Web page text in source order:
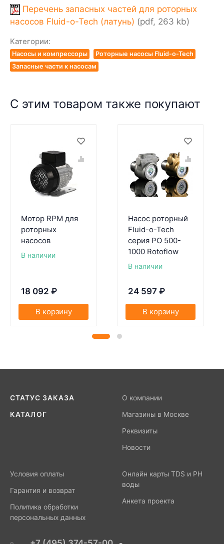
Перечень запасных частей для роторных
насосов Fluid-o-Tech (латунь) (pdf, 263 kb)
Категории:
Насосы и компрессоры
Роторные насосы Fluid-o-Tech
Запасные части к насосам
С этим товаром также покупают
Мотор RPM для
роторных
насосов
В наличии
18 092 ₽
В корзину
Насос роторный
Fluid-o-Tech
серия PO 500-
1000 Rotoflow
В наличии
24 597 ₽
В корзину
СТАТУС ЗАКАЗА
КАТАЛОГ
О компании
Магазины в Москве
Реквизиты
Новости
Условия оплаты
Гарантия и возврат
Политика обработки
персональных данных
Онлайн карты TDS и PH
воды
Анкета проекта